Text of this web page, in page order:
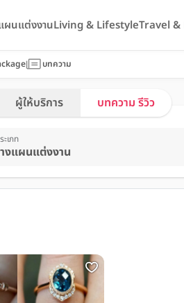
ผนแต่งงานLiving & LifestyleTravel
บทความ
ผู้ให้บริการ บทความ รีวิว
ะเภท